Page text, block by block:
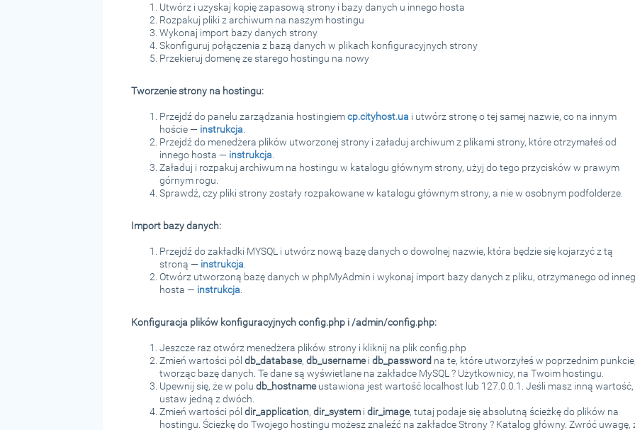
Utwórz i uzyskaj kopię zapasową strony i bazy danych u innego hosta
Rozpakuj pliki z archiwum na naszym hostingu
Wykonaj import bazy danych strony
Skonfiguruj połączenia z bazą danych w plikach konfiguracyjnych strony
Przekieruj domenę ze starego hostingu na nowy
Tworzenie strony na hostingu:
Przejdź do panelu zarządzania hostingiemcp.cityhost.ua i utwórz stronę o tej samej nazwie, co na innym
hoście — instrukcja
Przejdź do menedżera plików utworzonej strony i załaduj archiwum z plikami strony, które otrzymałeś od
innego hosta — instrukcja
Załaduj i rozpakuj archiwum na hostingu w katalogu głównym strony, użyj do tego przycisków w prawym
górnym rogu.
Sprawdź, czy pliki strony zostały rozpakowane w katalogu głównym strony, a nie w osobnym podfolderze.
Import bazy danych:
Przejdź do zakładki MYSQL i utwórz nową bazę danych o dowolnej nazwie, która będzie się kojarzyć z tą
stroną — instrukcja
Otwórz utworzoną bazę danych w phpMyAdmin i wykonaj import bazy danych z pliku, otrzymanego od
hosta — instrukcja
Konfiguracja plików konfiguracyjnych config.php i /admin/config.php:
Jeszcze raz otwórz menedżera plików strony i kliknij na plik config.php
Zmień wartości pól db_database, db_usernamei db_password na te, które utworzyłeś w poprzednim
tworząc bazę danych. Te dane są wyświetlane na zakładce MySQL ? Użytkownicy, na Twoim hostingu.
Upewnij się, że w polu db_hostnameustawiona jest wartość localhost lub 127.0.0.1. Jeśli masz inną wartość,
ustaw jedną z dwóch.
Zmień wartości pól dir_application, dir_systemi dir_image, tutaj podaje się absolutną ścieżkę do plików na
hostingu. Ścieżkę do Twojego hostingu możesz znaleźć na zakładce Strony ? Katalog główny. Zwróć uwagę,